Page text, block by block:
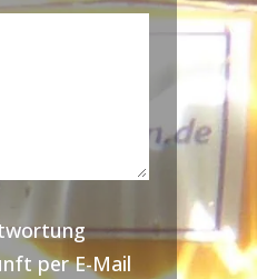
per E-Mail